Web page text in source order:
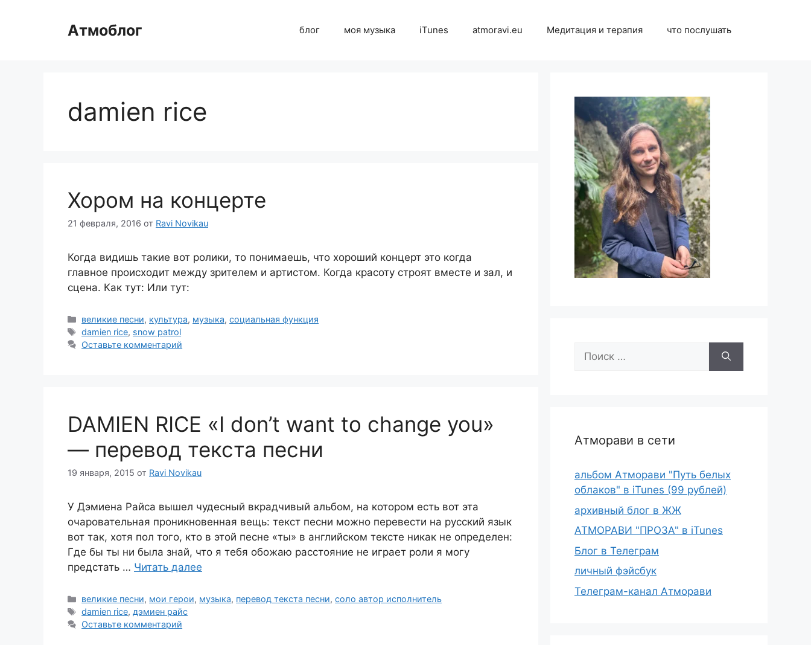
содержимомуАтмоблог блог моя музыка iTunes atmoravi.eu Медитация и терапия что послушать
damien rice
Хором на концерте
21 февраля, 2016 от Ravi Novikau
Когда видишь такие вот ролики, то понимаешь, что хороший концерт это когда
главное происходит между зрителем и артистом. Когда красоту строят вместе и зал, и
сцена. Как тут: Или тут:
Рубрики
великие песни, культура, музыка,социальная функция
Метки
damien rice, snow patrol
Оставьте комментарий
DAMIEN RICE «I don’t want to change you»
— перевод текста песни
19 января, 2015 от Ravi Novikau
У Дэмиена Райса вышел чудесный вкрадчивый альбом, на котором есть вот эта
очаровательная проникновенная вещь: текст песни можно перевести на русский язык
вот так, хотя пол того, кто в этой песне «ты» в английском тексте никак не определен:
Где бы ты ни была знай, что я тебя обожаю расстояние не играет роли я могу
предстать … Читать далее
Рубрики
великие песни, мои герои, музыка, перевод текста песни,соло автор исполнитель
Метки
damien rice, дэмиен райс
Оставьте комментарий
Поиск:
Атморави в сети
альбом Атморави "Путь белых
облаков" в iTunes (99 рублей)
архивный блог в ЖЖ
АТМОРАВИ "ПРОЗА" в iTunes
Блог в Телеграм
личный фэйсбук
Телеграм-канал Атморави